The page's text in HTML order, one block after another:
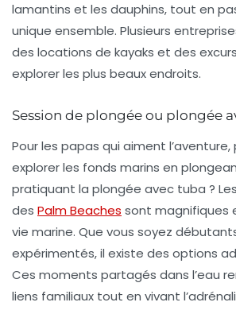
lamantins et les dauphins, tout en
unique ensemble. Plusieurs
des locations de kayaks et des
explorer les plus beaux endroits.
Session de plongée ou plongée
Pour les papas qui aiment
explorer les fonds marins en
pratiquant la plongée avec tuba ?
des Palm Beaches sont magnifiques
vie marine. Que vous soyez
expérimentés, il existe des options
Ces moments partagés dans l’eau
liens familiaux tout en vivant